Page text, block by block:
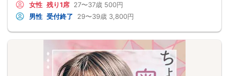
女性 残り1席 27〜37歳 500円
男性 受付終了 29〜39歳 3,800円